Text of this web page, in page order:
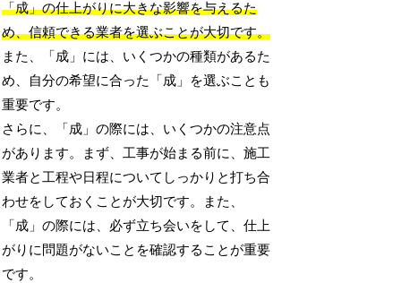
「成」の仕上がりに大きな影響を与えるた
め、信頼できる業者を選ぶことが大切です。
また、「成」には、いくつかの種類があるた
め、自分の希望に合った「成」を選ぶことも
重要です。
さらに、「成」の際には、いくつかの注意点
があります。まず、工事が始まる前に、施工
業者と工程や日程についてしっかりと打ち合
わせをしておくことが大切です。また、
「成」の際には、必ず立ち会いをして、仕上
がりに問題がないことを確認することが重要
です。